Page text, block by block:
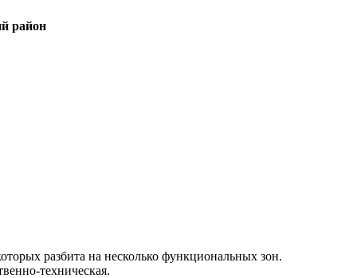
район
разбита на несколько функциональных зон.
техническая.